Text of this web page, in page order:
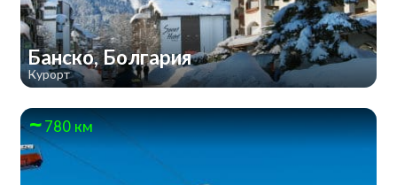
Банско, Болгария
Курорт
780 км